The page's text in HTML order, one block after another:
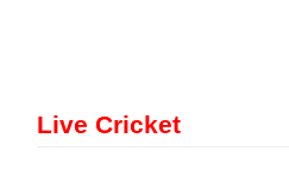
Live Cricket